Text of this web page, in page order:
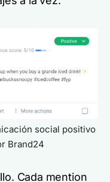
social positivo
Brand24
Cada mention